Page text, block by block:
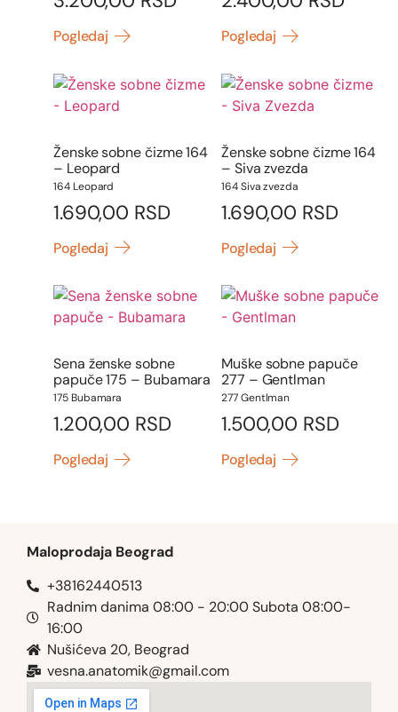
Pogledaj Pogledaj
Ženske sobne čizme 164
– Leopard
164 Leopard
1.690,00 RSD
Pogledaj
Ženske sobne čizme 164
– Siva zvezda
164 Siva zvezda
1.690,00 RSD
Pogledaj
Sena ženske sobne
papuče 175 – Bubamara
175 Bubamara
1.200,00 RSD
Pogledaj
Muške sobne papuče
277 – Gentlman
277 Gentlman
1.500,00 RSD
Pogledaj
Maloprodaja Beograd
+38162440513
Radnim danima 08:00 - 20:00 Subota 08:00-
16:00
Nušićeva 20, Beograd
vesna.anatomik@gmail.com​